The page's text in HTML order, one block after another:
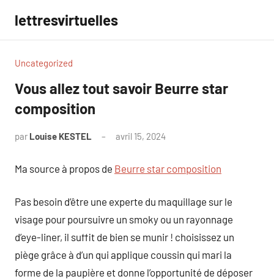
contenu
lettresvirtuelles
Uncategorized
Vous allez tout savoir Beurre star
composition
par Louise KESTEL avril 15, 2024
Ma source à propos de Beurre star composition
Pas besoin d’être une experte du maquillage sur le
visage pour poursuivre un smoky ou un rayonnage
d’eye-liner, il suffit de bien se munir ! choisissez un
piège grâce à d’un qui applique coussin qui mari la
forme de la paupière et donne l’opportunité de déposer